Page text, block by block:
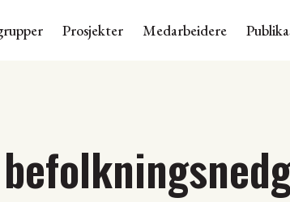
Prosjekter Medarbeidere